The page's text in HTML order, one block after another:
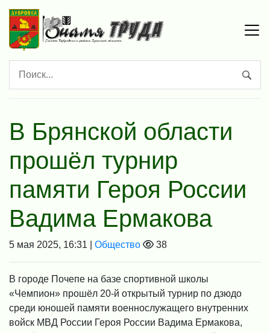
В Брянской области
прошёл турнир
памяти Героя России
Вадима Ермакова
5 мая 2025, 16:31 | Общество 38
В городе Почепе на базе спортивной школы
«Чемпион» прошёл 20-й открытый турнир по дзюдо
среди юношей памяти военнослужащего внутренних
войск МВД России Героя России Вадима Ермакова,